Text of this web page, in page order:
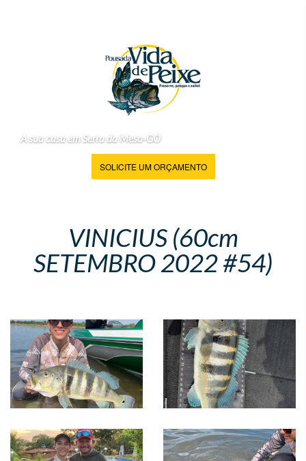
A sua casa em Serra da Mesa-GO
SOLICITE UM ORÇAMENTO
VINICIUS (60cm
SETEMBRO 2022 #54)